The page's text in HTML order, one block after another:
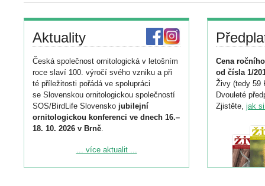
Aktuality
Česká společnost ornitologická v letošním
roce slaví 100. výročí svého vzniku a při
té příležitosti pořádá ve spolupráci
se Slovenskou ornitologickou společností
SOS/BirdLife Slovensko jubilejní
ornitologickou konferenci ve dnech 16.–
18. 10. 2026 v Brně.
Podrobnější informace ke konferenci
... více aktualit ...
Cena
od čísla 1/
Živy (tedy 59
Dvouleté
Zjistěte, jak